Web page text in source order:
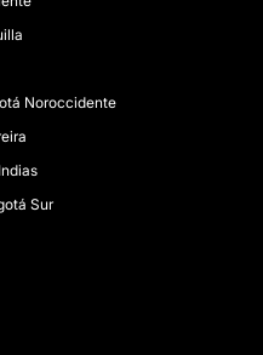
Noroccidente
Sur